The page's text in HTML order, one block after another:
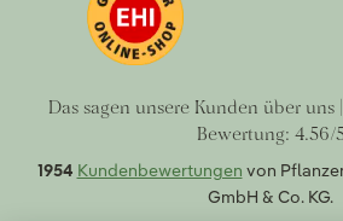
Das sagen unsere Kunden über
Bewertung: 4.56/
1954 Kundenbewertungen von
GmbH & Co. KG.